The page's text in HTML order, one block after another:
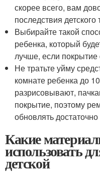
скорее всего, вам
последствия детского
Выбирайте такой
ребенка, который
лучше, если
Не тратьте уйму
комнате ребенка до
разрисовывают,
покрытие, поэтому
обновлять достаточно
Какие
использовать
детской